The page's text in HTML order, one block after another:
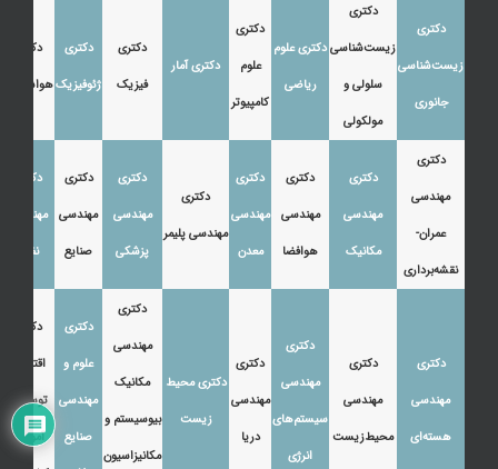
دکتری
زیست‌شناسی
جانوری
دکتری
زیست‌شناسی
سلولی و
مولکولی
دکتری علوم
ریاضی
دکتری
علوم
کامپیوتر
دکتری آمار
دکتری
فیزیک
دکتری
ژئوفیزیک
دکتری
هواشناسی
دکتری
مهندسی
عمران-
نقشه‌برداری
دکتری
مهندسی
مکانیک
دکتری
مهندسی
هوافضا
دکتری
مهندسی
معدن
دکتری
مهندسی پلیمر
دکتری
مهندسی
پزشکی
دکتری
مهندسی
صنایع
دکتری
مهندسی
نفت
دکتری
مهندسی
هسته‌ای
دکتری
مهندسی
محیط‌زیست
دکتری
مهندسی
سیستم‌های
انرژی
دکتری
مهندسی
دریا
دکتری محیط
زیست
دکتری
مهندسی
مکانیک
بیوسیستم و
مکانیزاسیون
دکتری
علوم و
مهندسی
صنایع
دکتری
اقتصاد،
توسعه و
آموزش